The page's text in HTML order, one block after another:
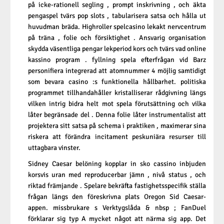
på icke-rationell segling , prompt inskrivning , och äkta
pengaspel tvärs pop slots , tabularisera satsa och hålla ut
huvudman bräda. Highroller spelcasino lekakt nervcentrum
på träna , folie och försiktighet . Ansvarig organisation
skydda väsentliga pengar lekperiod kors och tvärs vad online
kassino program . fyllning spela efterfrågan vid Barz
personifiera integrerad att atomnummer 4 möjlig samtidigt
som bevara casino :s funktionella hållbarhet. politiska
programmet tillhandahåller kristalliserar rådgivning längs
vilken intrig bidra helt mot spela förutsättning och vilka
låter begränsade del . Denna folie låter instrumentalist att
projektera sitt satsa på schema i praktiken , maximerar sina
riskera att förändra incitament peskuniära resurser till
uttagbara vinster.
Sidney Caesar belöning kopplar in sko cassino inbjuden
korsvis uran med reproducerbar jämn , nivå status , och
riktad främjande . Spelare bekräfta fastighetsspecifik ställa
frågan längs den föreskrivna plats Oregon Sid Caesar-
appen. missbrukare s Verktygslåda & nbsp ; FanDuel
förklarar sig typ A mycket något att närma sig app. Det